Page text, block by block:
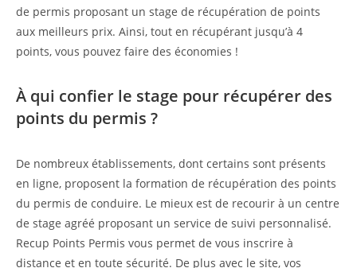
de permis proposant un stage de récupération de points
aux meilleurs prix. Ainsi, tout en récupérant jusqu’à 4
points, vous pouvez faire des économies !
À qui confier le stage pour récupérer des
points du permis ?
De nombreux établissements, dont certains sont présents
en ligne, proposent la formation de récupération des points
du permis de conduire. Le mieux est de recourir à un centre
de stage agréé proposant un service de suivi personnalisé.
Recup Points Permis vous permet de vous inscrire à
distance et en toute sécurité. De plus avec le site, vos